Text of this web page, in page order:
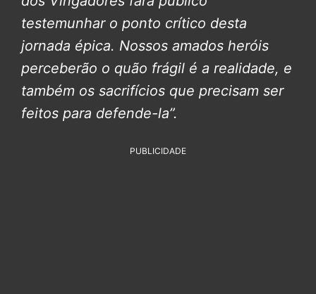
testemunhar o ponto crítico desta
jornada épica. Nossos amados heróis
perceberão o quão frágil é a realidade, e
também os sacrifícios que precisam ser
feitos para defende-la”.
PUBLICIDADE